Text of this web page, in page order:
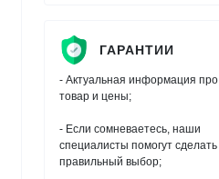
ГАРАНТИИ
- Актуальная информация про
товар и цены;
- Если сомневаетесь, наши
специалисты помогут сделать
правильный выбор;